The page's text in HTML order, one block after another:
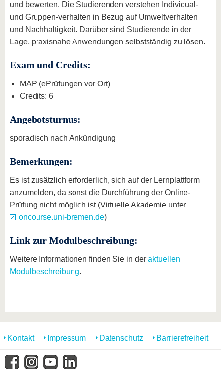
und bewerten. Die Studierenden verstehen Individual-
und Gruppen-verhalten in Bezug auf Umweltverhalten
und Nachhaltigkeit. Darüber sind Studierende in der
Lage, praxisnahe Anwendungen selbstständig zu lösen.
Exam und Credits:
MAP (ePrüfungen vor Ort)
Credits: 6
Angebotsturnus:
sporadisch nach Ankündigung
Bemerkungen:
Es ist zusätzlich erforderlich, sich auf der Lernplattform
anzumelden, da sonst die Durchführung der Online-
Prüfung nicht möglich ist (Virtuelle Akademie unter
oncourse.uni-bremen.de)
Link zur Modulbeschreibung:
Weitere Informationen finden Sie in der aktuellen
Modulbeschreibung.
Kontakt Impressum Datenschutz Barrierefreiheit